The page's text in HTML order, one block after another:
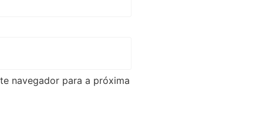
navegador para a próxima